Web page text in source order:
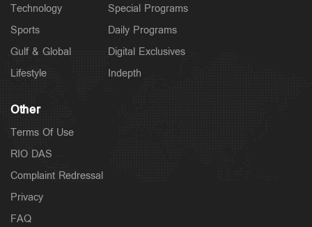
Spotlight
പ്രളയ രക്ഷാപ്രവർത്തിന് ഉപയോഗിച്ച വാഹനത്തിന്
7000 രൂപ പിഴ ചുമത്തി; പിന്നാലെ ഇടപെട്ട് മുഖ്യമന്ത്രി
Technology
Sports
Gulf & Global
Lifestyle
Special Programs
Daily Programs
Digital Exclusives
Indepth
Other
Terms Of Use
RIO DAS
Complaint Redressal
Privacy
FAQ